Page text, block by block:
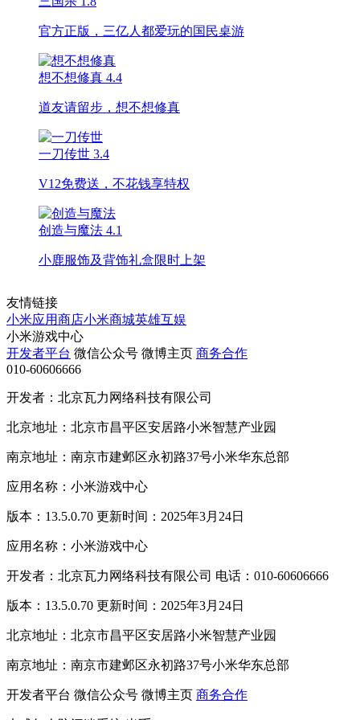
官方正版，三亿人都爱玩的国民桌游
想不想修真 4.4
道友请留步，想不想修真
一刀传世 3.4
V12免费送，不花钱享特权
创造与魔法 4.1
小鹿服饰及背饰礼盒限时上架
友情链接
小米应用商店小米商城英雄互娱
小米游戏中心
开发者平台 微信公众号 微博主页 商务合作
010-60606666
开发者：北京瓦力网络科技有限公司
北京地址：北京市昌平区安居路小米智慧产业园
南京地址：南京市建邺区永初路37号小米华东总部
应用名称：小米游戏中心
版本：13.5.0.70 更新时间：2025年3月24日
应用名称：小米游戏中心
开发者：北京瓦力网络科技有限公司 电话：010-60606666
版本：13.5.0.70 更新时间：2025年3月24日
北京地址：北京市昌平区安居路小米智慧产业园
南京地址：南京市建邺区永初路37号小米华东总部
开发者平台 微信公众号 微博主页 商务合作